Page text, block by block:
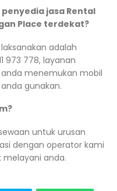
jasa Rental
Place terdekat?
adalah
973 778, layanan
menemukan mobil
gunakan.
untuk urusan
dengan operator kami
anda.